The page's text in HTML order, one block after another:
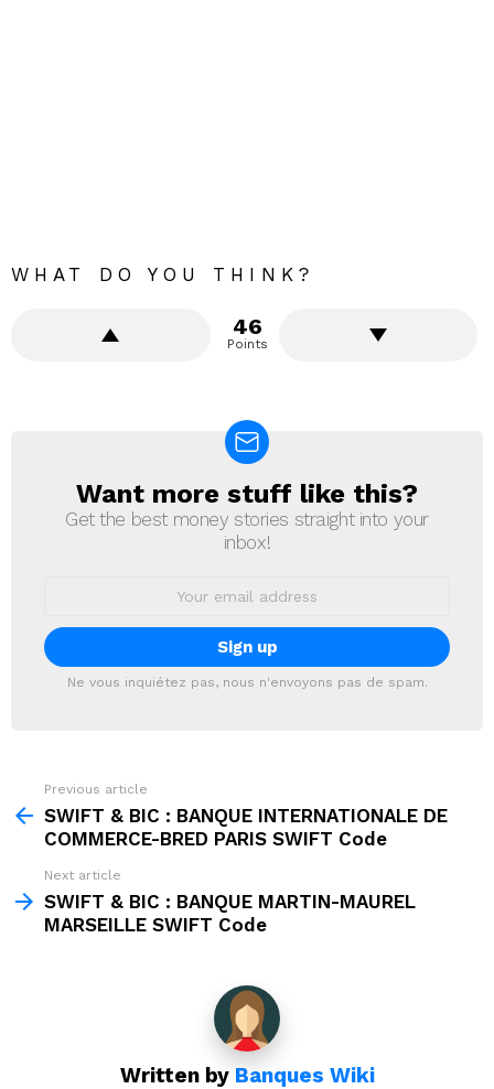
WHAT DO YOU THINK?
46
Points
NEWSLETTER
Want more stuff like this?
Get the best money stories straight into your
inbox!
Ne vous inquiétez pas, nous n'envoyons pas de spam.
more
Previous article
SWIFT & BIC : BANQUE INTERNATIONALE DE
COMMERCE-BRED PARIS SWIFT Code
Next article
SWIFT & BIC : BANQUE MARTIN-MAUREL
MARSEILLE SWIFT Code
Written by Banques Wiki